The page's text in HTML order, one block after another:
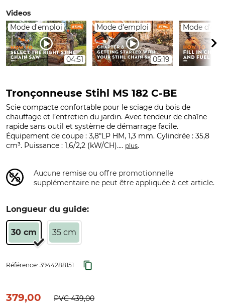
Videos
Mode d'emploi
04:51
Mode d'emploi
05:19
Mode
Tronçonneuse Stihl MS 182 C-BE
Scie compacte confortable pour le sciage du bois de
chauffage et l’entretien du jardin. Avec tendeur de chaîne
rapide sans outil et système de démarrage facile.
Équipement de coupe : 3,8"LP HM, 1,3 mm. Cylindrée : 35,8
cm³. Puissance : 1,6/2,2 (kW/CH).... plus.
Aucune remise ou offre promotionnelle
supplémentaire ne peut être appliquée à cet article.
Longueur du guide:
30 cm 35 cm
Référence: 3944288151
379,00 PVC439,00